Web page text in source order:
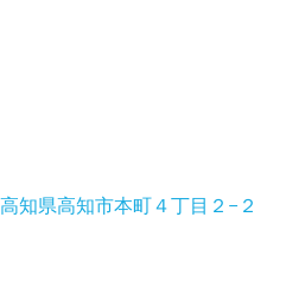
知県高知市本町４丁目２−２